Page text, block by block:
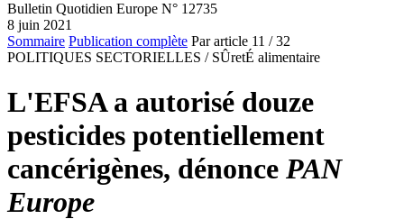
Bulletin Quotidien Europe N° 12735
8 juin 2021
Sommaire Publication complète Par article 11 / 32
POLITIQUES SECTORIELLES / SÛretÉ alimentaire
L'EFSA a autorisé douze
pesticides potentiellement
cancérigènes, dénonce PAN
Europe